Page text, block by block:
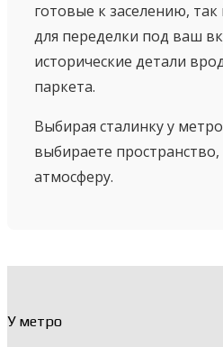
готовые к заселению,
для переделки под ваш
исторические детали
паркета.
Выбирая сталинку у метро
выбираете
атмосферу.
У метро